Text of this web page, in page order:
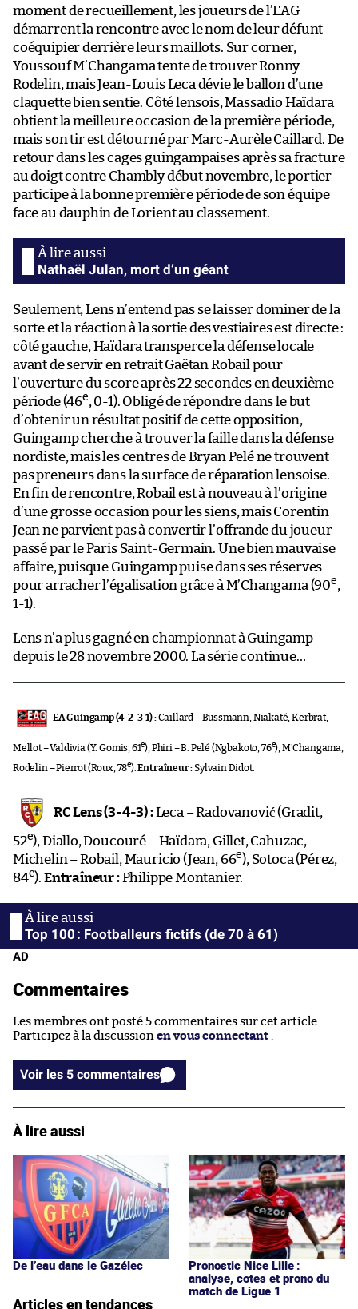
moment de recueillement, les joueurs de l’EAG
démarrent la rencontre avec le nom de leur défunt
coéquipier derrière leurs maillots. Sur corner,
Youssouf M’Changama tente de trouver Ronny
Rodelin, mais Jean-Louis Leca dévie le ballon d’une
claquette bien sentie. Côté lensois, Massadio Haïdara
obtient la meilleure occasion de la première période,
mais son tir est détourné par Marc-Aurèle Caillard. De
retour dans les cages guingampaises après sa fracture
au doigt contre Chambly début novembre, le portier
participe à la bonne première période de son équipe
face au dauphin de Lorient au classement.
Nathaël Julan, mort d’un géant
Seulement, Lens n’entend pas se laisser dominer de la
sorte et la réaction à la sortie des vestiaires est directe :
côté gauche, Haïdara transperce la défense locale
avant de servir en retrait Gaëtan Robail pour
l’ouverture du score après 22 secondes en deuxième
période (46e, 0-1). Obligé de répondre dans le but
d’obtenir un résultat positif de cette opposition,
Guingamp cherche à trouver la faille dans la défense
nordiste, mais les centres de Bryan Pelé ne trouvent
pas preneurs dans la surface de réparation lensoise.
En fin de rencontre, Robail est à nouveau à l’origine
d’une grosse occasion pour les siens, mais Corentin
Jean ne parvient pas à convertir l’offrande du joueur
passé par le Paris Saint-Germain. Une bien mauvaise
affaire, puisque Guingamp puise dans ses réserves
pour arracher l’égalisation grâce à M’Changama (90e,
1-1).
Lens n’a plus gagné en championnat à Guingamp
depuis le 28 novembre 2000. La série continue…
EA Guingamp (4-2-3-1) :Caillard – Bussmann, Niakaté, Kerbrat,
Mellot – Valdivia (Y. Gomis, 61e), Phiri – B. Pelé (Ngbakoto, 76e), M’Changama,
Rodelin – Pierrot (Roux, 78e).Entraîneur :Sylvain Didot.
RC Lens (3-4-3) :Leca – Radovanović (Gradit,
52e), Diallo, Doucouré – Haïdara, Gillet, Cahuzac,
Michelin – Robail, Mauricio (Jean, 66e), Sotoca (Pérez,
84e). Entraîneur :Philippe Montanier.
Top 100 : Footballeurs fictifs (de 70 à 61)
AD
Commentaires
Les membres ont posté 5 commentaires sur cet article.
Participez à la discussion en vous connectant
Voir les 5 commentaires
À lire aussi
De l’eau dans le Gazélec
Pronostic Nice Lille :
analyse, cotes et prono du
match de Ligue 1
Articles en tendances